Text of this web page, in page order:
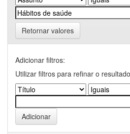
Retornar valores
Adicionar filtros:
Utilizar filtros para refinar o